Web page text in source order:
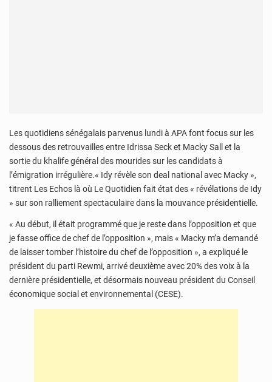
Les quotidiens sénégalais parvenus lundi à APA font focus sur les
dessous des retrouvailles entre Idrissa Seck et Macky Sall et la
sortie du khalife général des mourides sur les candidats à
l’émigration irrégulière.« Idy révèle son deal national avec Macky »,
titrent Les Echos là où Le Quotidien fait état des « révélations de Idy
» sur son ralliement spectaculaire dans la mouvance présidentielle.
« Au début, il était programmé que je reste dans l’opposition et que
je fasse office de chef de l’opposition », mais « Macky m’a demandé
de laisser tomber l’histoire du chef de l’opposition », a expliqué le
président du parti Rewmi, arrivé deuxième avec 20% des voix à la
dernière présidentielle, et désormais nouveau président du Conseil
économique social et environnemental (CESE).